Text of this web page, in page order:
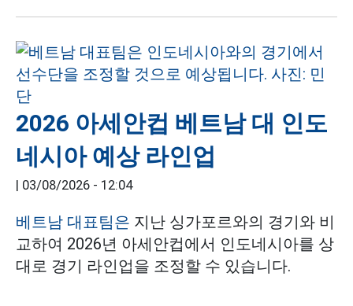
2026 아세안컵 베트남 대 인도
네시아 예상 라인업
| 03/08/2026 - 12:04
베트남 대표팀은 지난 싱가포르와의 경기와 비
교하여 2026년 아세안컵에서 인도네시아를 상
대로 경기 라인업을 조정할 수 있습니다.